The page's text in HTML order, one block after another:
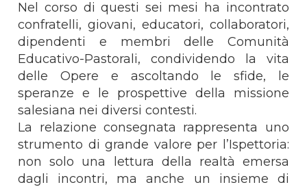
Nel corso di questi sei mesi ha incontrato
confratelli, giovani, educatori, collaboratori,
dipendenti e membri delle Comunità
Educativo-Pastorali, condividendo la vita
delle Opere e ascoltando le sfide, le
speranze e le prospettive della missione
salesiana nei diversi contesti.
La relazione consegnata rappresenta uno
strumento di grande valore per l’Ispettoria:
non solo una lettura della realtà emersa
dagli incontri, ma anche un insieme di